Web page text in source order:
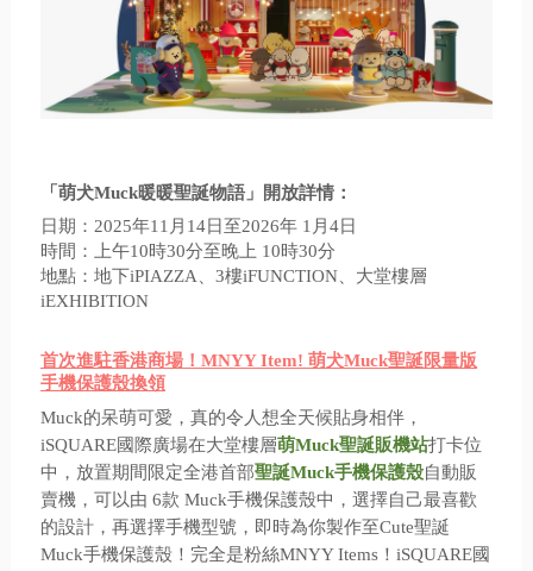
「萌犬Muck暖暖聖誕物語」開放詳情：
日期：2025年11月14日至2026年 1月4日
時間：上午10時30分至晚上 10時30分
地點：地下iPIAZZA、3樓iFUNCTION、大堂樓層
iEXHIBITION
首次進駐香港商場！MNYY Item! 萌犬Muck聖誕限量版
手機保護殼換領
Muck的呆萌可愛，真的令人想全天候貼身相伴，
iSQUARE國際廣場在大堂樓層萌Muck聖誕販機站打卡位
中，放置期間限定全港首部聖誕Muck手機保護殼自動販
賣機，可以由 6款 Muck手機保護殼中，選擇自己最喜歡
的設計，再選擇手機型號，即時為你製作至Cute聖誕
Muck手機保護殼！完全是粉絲MNYY Items！iSQUARE國